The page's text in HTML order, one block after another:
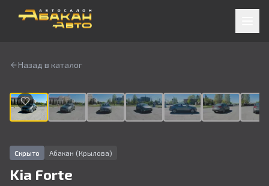
Назад в каталог
Скрыто Абакан (Крылова)
Kia Forte